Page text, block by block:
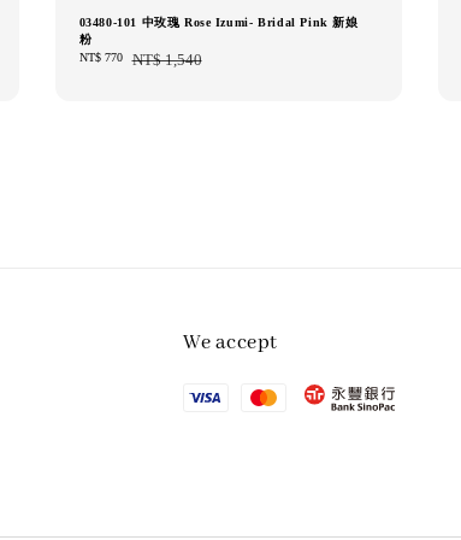
03480-101 中玫瑰 Rose Izumi- Bridal Pink 新娘
粉
Sale
NT$ 770
Regular
NT$ 1,540
We accept